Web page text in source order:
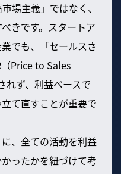
場主義」ではなく、
きです。スタートア
でも、「セールスさ
Price to Sales
れず、利益ベースで
て直すことが重要で
、全ての活動を利益
ったかを紐づけて考